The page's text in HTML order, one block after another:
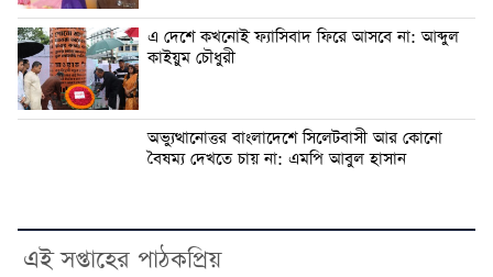
এ দেশে কখনোই ফ্যাসিবাদ ফিরে আসবে না: আব্দুল
কাইয়ুম চৌধুরী
অভ্যুত্থানোত্তর বাংলাদেশে সিলেটবাসী আর কোনো
বৈষম্য দেখতে চায় না: এমপি আবুল হাসান
এই সপ্তাহের পাঠকপ্রিয়